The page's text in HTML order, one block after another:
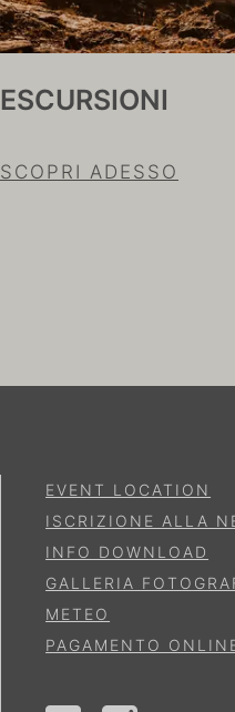
ESCURSIONI
SCOPRI ADESSO
EVENT LOCATION
ISCRIZIONE ALLA
INFO DOWNLOAD
GALLERIA
METEO
PAGAMENTO